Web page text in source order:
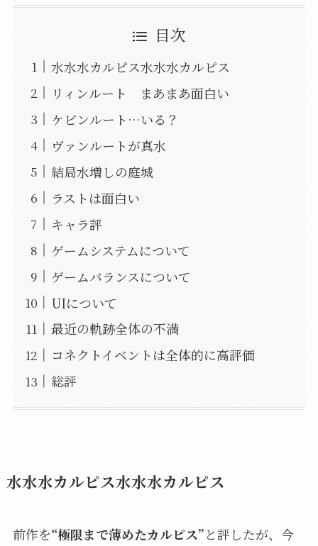
目次
水水水カルピス水水水カルピス
リィンルート まあまあ面白い
ケビンルート…いる？
ヴァンルートが真水
結局水増しの庭城
ラストは面白い
キャラ評
ゲームシステムについて
ゲームバランスについて
UIについて
最近の軌跡全体の不満
コネクトイベントは全体的に高評価
総評
水水水カルピス水水水カルピス
前作を“極限まで薄めたカルピス”と評したが、今